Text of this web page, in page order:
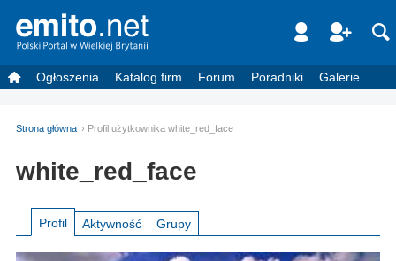
Ogłoszenia Katalog firm Forum Poradniki Galerie
Strona główna Profil użytkownika white_red_face
white_red_face
Profil Aktywność Grupy